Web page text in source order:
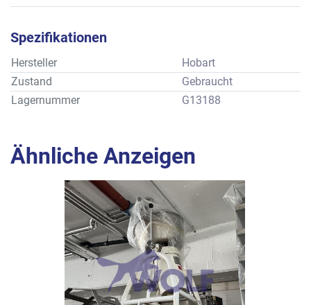
Spezifikationen
Hersteller
Hobart
Zustand
Gebraucht
Lagernummer
G13188
Ähnliche Anzeigen